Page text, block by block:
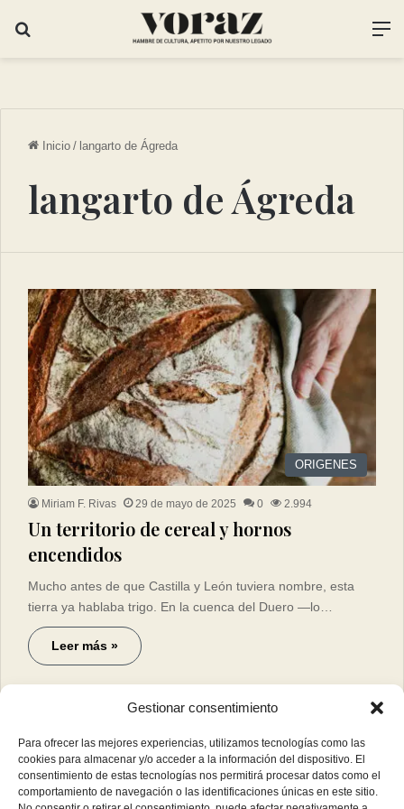
Gestionar consentimiento
Para ofrecer las mejores experiencias, utilizamos tecnologías como las
cookies para almacenar y/o acceder a la información del dispositivo. El
consentimiento de estas tecnologías nos permitirá procesar datos como el
comportamiento de navegación o las identificaciones únicas en este sitio.
Inicio / langarto de Ágreda
langarto de Ágreda
ORIGENES
Miriam F. Rivas 29 de mayo de 2025 0 2.994
Un territorio de cereal y hornos
encendidos
Mucho antes de que Castilla y León tuviera nombre, esta
tierra ya hablaba trigo. En la cuenca del Duero —lo…
Leer más »